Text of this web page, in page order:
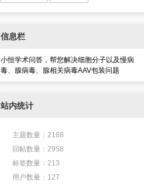
信息栏
小恒学术问答，帮您解决细胞分子以及慢病
毒、腺病毒、腺相关病毒AAV包装问题
站内统计
主题数量：2188
回帖数量：2958
标签数量：213
用户数量：127